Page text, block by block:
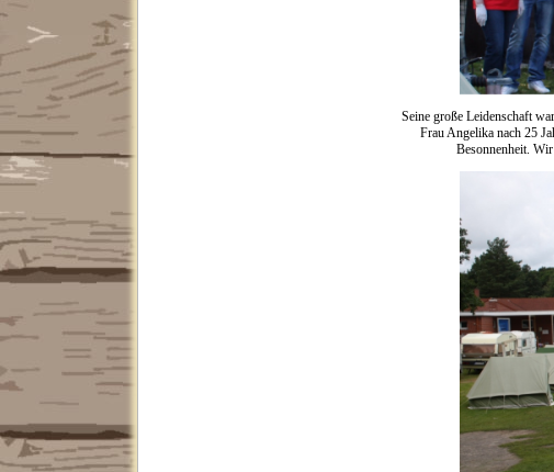
Seine große Leidenschaft
Frau Angelika nach 25
Besonnenheit.